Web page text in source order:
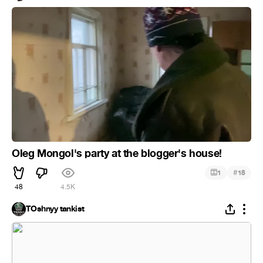
Oleg Mongol's party at the blogger's house!
48 4.5K
1 #18
TOshnyy tankist